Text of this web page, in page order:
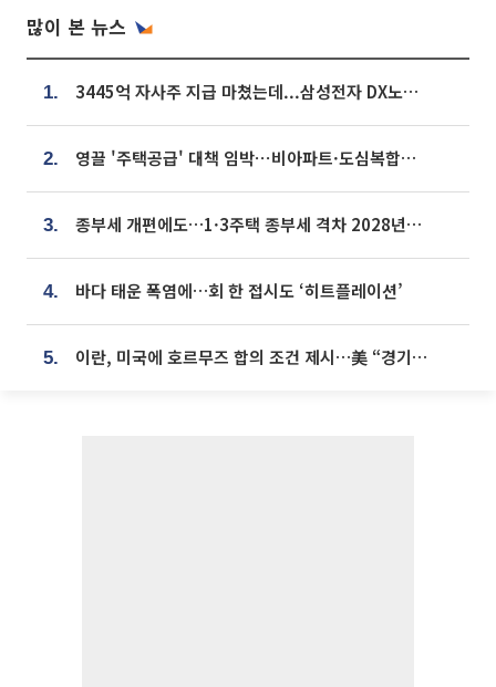
많이 본 뉴스
1. 3445억 자사주 지급 마쳤는데...삼성전자 DX노조, 뒤늦은 '떼쓰기 집회'
2. 영끌 '주택공급' 대책 임박⋯비아파트·도심복합까지 총동원
3. 종부세 개편에도…1·3주택 종부세 격차 2028년부터 확대
4. 바다 태운 폭염에…회 한 접시도 ‘히트플레이션’
5. 이란, 미국에 호르무즈 합의 조건 제시…美 “경기 아직 안 끝나” [종합]